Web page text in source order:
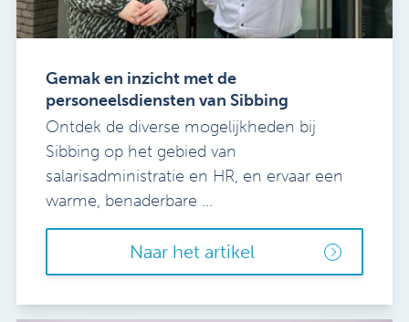
Gemak en inzicht met de
personeelsdiensten van Sibbing
Ontdek de diverse mogelijkheden bij
Sibbing op het gebied van
salarisadministratie en HR, en ervaar een
warme, benaderbare ...
Naar het artikel